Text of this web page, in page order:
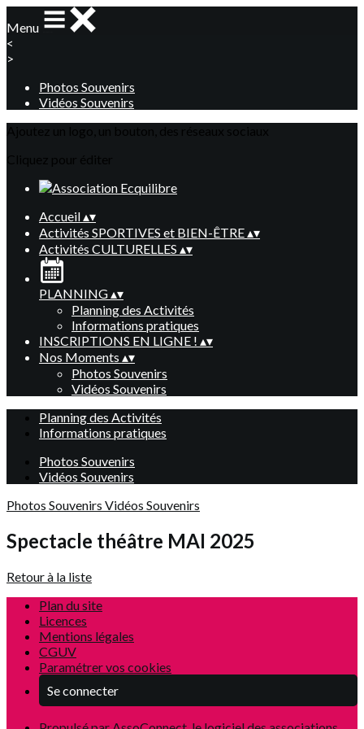
Menu
<
>
Photos Souvenirs
Vidéos Souvenirs
Accueil▴▾
Activités SPORTIVES et BIEN-ÊTRE▴▾
Activités CULTURELLES ▴▾
PLANNING▴▾
Planning des Activités
Informations pratiques
INSCRIPTIONS EN LIGNE ! ▴▾
Nos Moments ▴▾
Photos Souvenirs
Vidéos Souvenirs
Planning des Activités
Informations pratiques
Photos Souvenirs
Vidéos Souvenirs
Photos Souvenirs Vidéos Souvenirs
Spectacle théâtre MAI 2025
Retour à la liste
Plan du site
Licences
Mentions légales
CGUV
Paramétrer vos cookies
Se connecter